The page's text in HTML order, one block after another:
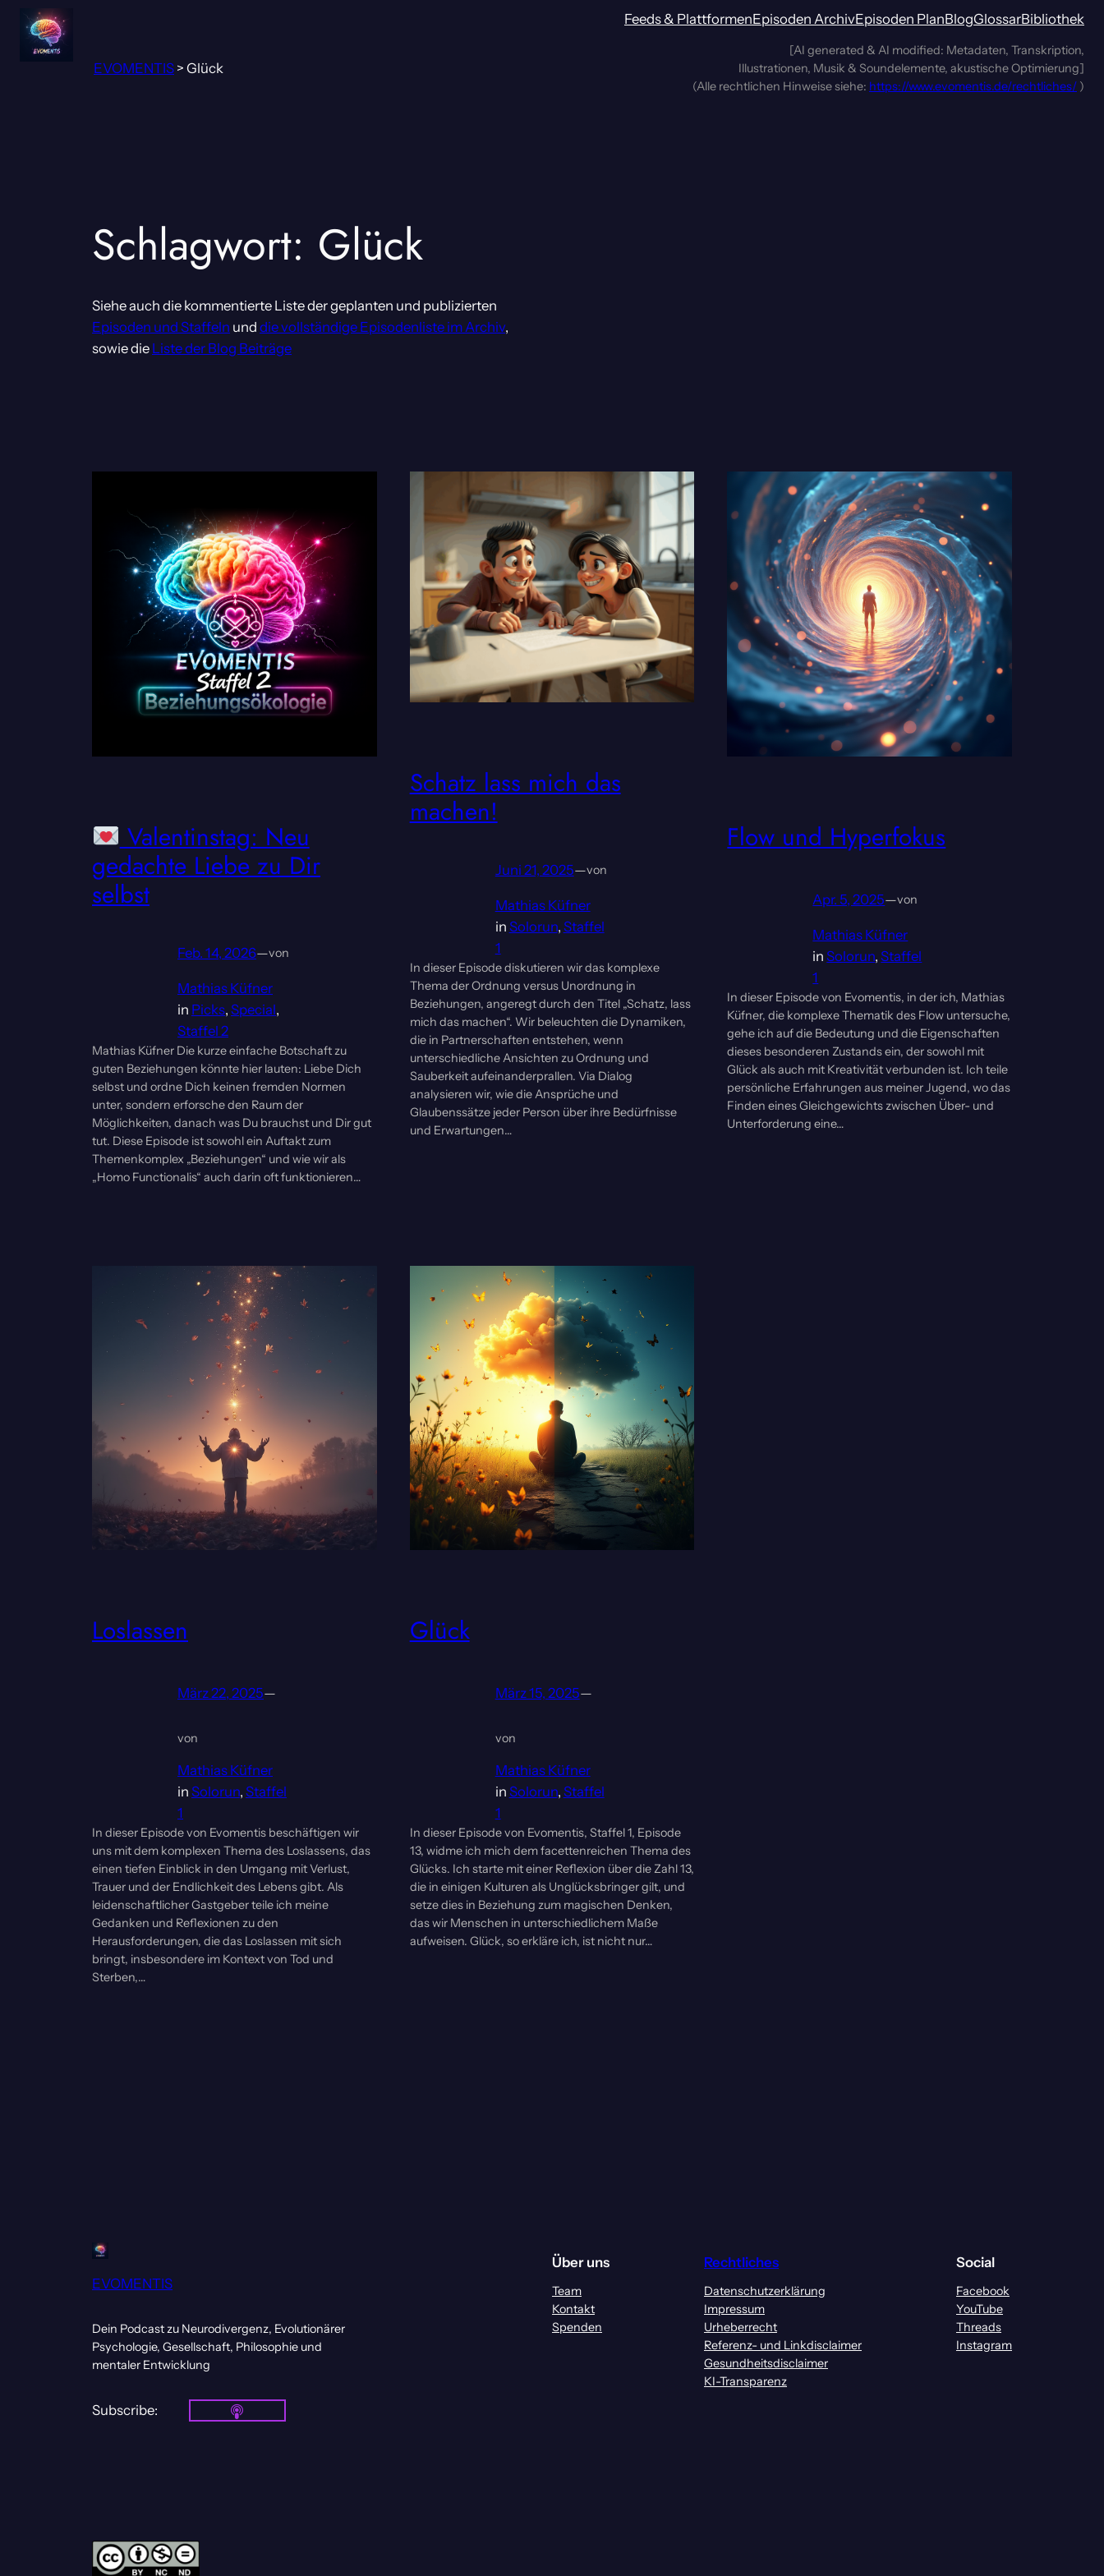
Zum
Inhalt
springen
Feeds & PlattformenEpisoden ArchivEpisoden PlanBlogGlossarBibliothek
EVOMENTIS > Glück
[AI generated & AI modified: Metadaten, Transkription,
Illustrationen, Musik & Soundelemente, akustische Optimierung]
(Alle rechtlichen Hinweise siehe: https://www.evomentis.de/rechtliches/ )
Schlagwort: Glück
Siehe auch die kommentierte Liste der geplanten und publizierten
Episoden und Staffeln und die vollständige Episodenliste im Archiv,
sowie die Liste der Blog Beiträge
Valentinstag: Neu
gedachte Liebe zu Dir
selbst
Feb. 14, 2026—von
Mathias Küfner
in Picks, Special
Staffel 2
Mathias Küfner Die kurze einfache Botschaft zu
guten Beziehungen könnte hier lauten: Liebe Dich
selbst und ordne Dich keinen fremden Normen
unter, sondern erforsche den Raum der
Möglichkeiten, danach was Du brauchst und Dir gut
tut. Diese Episode ist sowohl ein Auftakt zum
Themenkomplex „Beziehungen“ und wie wir als
„Homo Functionalis“ auch darin oft funktionieren…
Schatz lass mich das
machen!
Juni 21, 2025—von
Mathias Küfner
in Solorun, Staffel
1
In dieser Episode diskutieren wir das komplexe
Thema der Ordnung versus Unordnung in
Beziehungen, angeregt durch den Titel „Schatz, lass
mich das machen“. Wir beleuchten die Dynamiken,
die in Partnerschaften entstehen, wenn
unterschiedliche Ansichten zu Ordnung und
Sauberkeit aufeinanderprallen. Via Dialog
analysieren wir, wie die Ansprüche und
Glaubenssätze jeder Person über ihre Bedürfnisse
und Erwartungen…
Flow und Hyperfokus
Apr. 5, 2025—von
Mathias Küfner
inSolorun, Staffel
1
In dieser Episode von Evomentis, in der ich, Mathias
Küfner, die komplexe Thematik des Flow untersuche,
gehe ich auf die Bedeutung und die Eigenschaften
dieses besonderen Zustands ein, der sowohl mit
Glück als auch mit Kreativität verbunden ist. Ich teile
persönliche Erfahrungen aus meiner Jugend, wo das
Finden eines Gleichgewichts zwischen Über- und
Unterforderung eine…
Loslassen
März 22, 2025—
von
Mathias Küfner
in Solorun, Staffel
1
In dieser Episode von Evomentis beschäftigen wir
uns mit dem komplexen Thema des Loslassens, das
einen tiefen Einblick in den Umgang mit Verlust,
Trauer und der Endlichkeit des Lebens gibt. Als
leidenschaftlicher Gastgeber teile ich meine
Gedanken und Reflexionen zu den
Herausforderungen, die das Loslassen mit sich
bringt, insbesondere im Kontext von Tod und
Sterben,…
Glück
März 15, 2025—
von
Mathias Küfner
in Solorun, Staffel
1
In dieser Episode von Evomentis, Staffel 1, Episode
13, widme ich mich dem facettenreichen Thema des
Glücks. Ich starte mit einer Reflexion über die Zahl 13,
die in einigen Kulturen als Unglücksbringer gilt, und
setze dies in Beziehung zum magischen Denken,
das wir Menschen in unterschiedlichem Maße
aufweisen. Glück, so erkläre ich, ist nicht nur…
EVOMENTIS
Dein Podcast zu Neurodivergenz, Evolutionärer
Psychologie, Gesellschaft, Philosophie und
mentaler Entwicklung
Subscribe:
Über uns
Team
Kontakt
Spenden
Rechtliches
Datenschutzerklärung
Impressum
Urheberrecht
Referenz- und Linkdisclaimer
Gesundheitsdisclaimer
KI-Transparenz
Social
Facebook
YouTube
Threads
Instagram